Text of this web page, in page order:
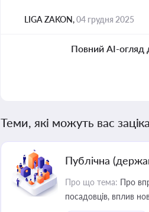
LIGA ZAKON,04 грудня 2025
Повний AI-огляд
Теми, які можуть вас
Публічна
Про що тема: Про
посадовців, вплив